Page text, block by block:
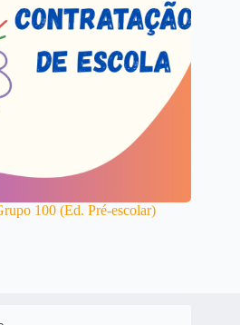
100 (Ed. Pré-escolar)